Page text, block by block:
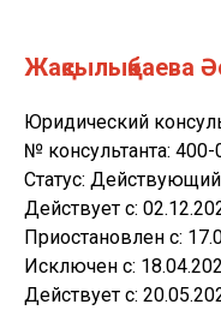
Жақсылықбаева
Юридический
№ консультанта:
Статус: Действующий
Действует c:
Приостановлен c:
Исключен с:
Действует c: